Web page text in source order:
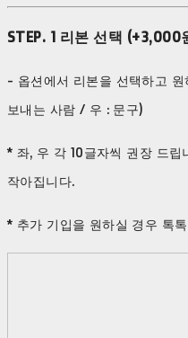
STEP. 1 리본 선택 (+3,000
- 옵션에서 리본을 선택하고
보내는 사람 / 우 : 문구)
* 좌, 우 각 10글자씩 권장 드
작아집니다.
* 추가 기입을 원하실 경우 톡